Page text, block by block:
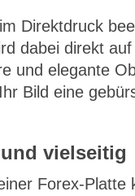
Direktdruck
dabei direkt
und elegante
Bild eine
vielseitig
Forex-